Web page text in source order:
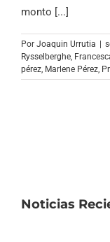
monto [...]
Por Joaquin Urrutia |
Rysselberghe
pérez Marlene Pérez
Noticias